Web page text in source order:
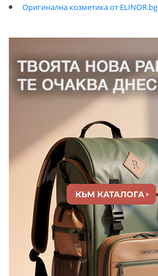
Оригинална козметика от ELINOR.bg